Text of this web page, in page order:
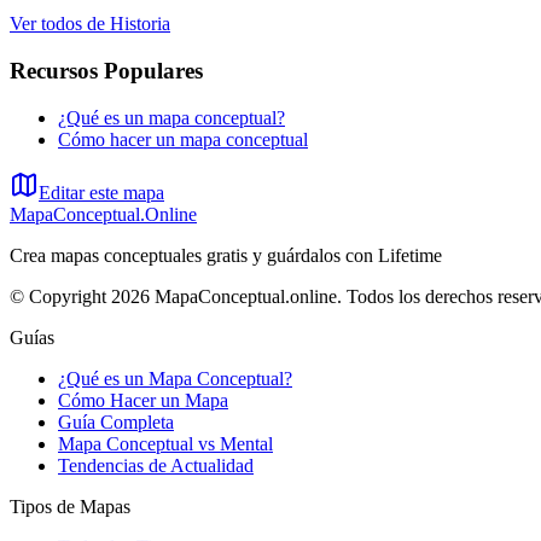
Ver todos de Historia
Recursos Populares
¿Qué es un mapa conceptual?
Cómo hacer un mapa conceptual
Editar este mapa
MapaConceptual.Online
Crea mapas conceptuales gratis y guárdalos con Lifetime
© Copyright 2026 MapaConceptual.online. Todos los derechos
Guías
¿Qué es un Mapa Conceptual?
Cómo Hacer un Mapa
Guía Completa
Mapa Conceptual vs Mental
Tendencias de Actualidad
Tipos de Mapas